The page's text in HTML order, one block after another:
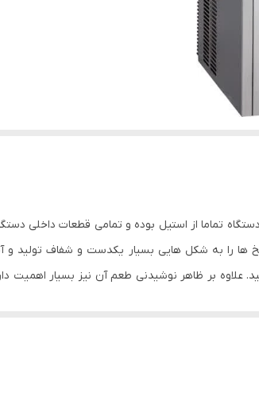
50 کیلویی فورکار یخ ها را به شکل هایی بسیار یکدست
بر ظاهر نوشیدنی طعم آن نیز بسیار اهمیت